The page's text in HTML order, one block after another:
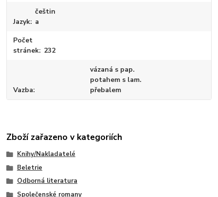
Jazyk
češtin
a
Počet
stránek 232
Vazba
vázaná s pap.
potahem s lam.
přebalem
Zboží zařazeno v kategoriích
Knihy/Nakladatelé
Beletrie
Odborná literatura
Společenské romany